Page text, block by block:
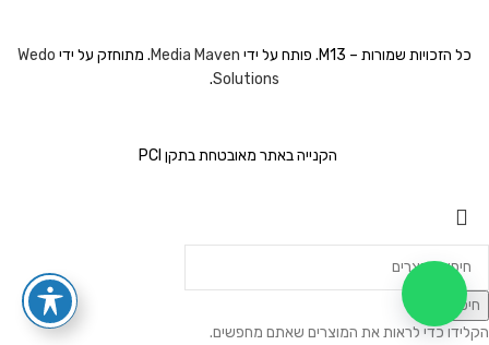
כל הזכויות שמורות – M13. פותח על ידי Media Maven. מתוחזק על ידי Wedo
Solutions
.
הקנייה באתר מאובטחת בתקן PCI
חיפוש
הקלידו כדי לראות את המוצרים שאתם מחפשים.